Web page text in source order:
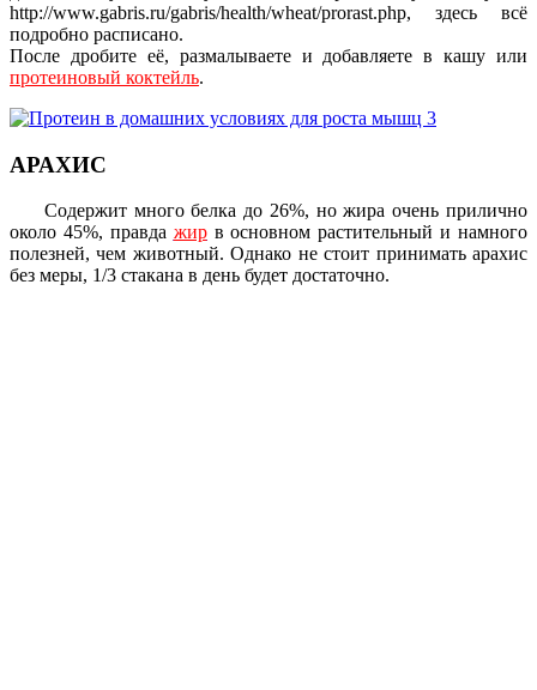
http://www.gabris.ru/gabris/health/wheat/prorast.php, здесь всё
подробно расписано.
После дробите её, размалываете и добавляете в кашу или
протеиновый коктейль.
АРАХИС
Содержит много белка до 26%, но жира очень прилично
около 45%, правда жирв основном растительный и намного
полезней, чем животный. Однако не стоит принимать арахис
без меры, 1/3 стакана в день будет достаточно.